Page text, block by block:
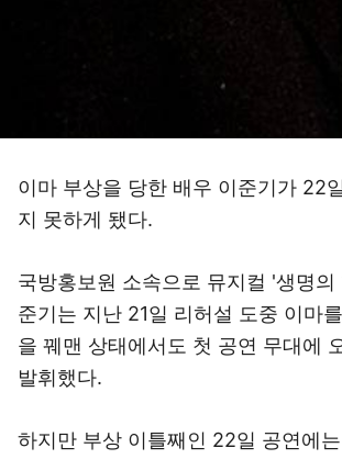
이마 부상을 당한 배우 이준기가 22
지 못하게 됐다.
국방홍보원 소속으로 뮤지컬 '생명의
준기는 지난 21일 리허설 도중 이마
을 꿰맨 상태에서도 첫 공연 무대에
발휘했다.
하지만 부상 이틀째인 22일 공연에